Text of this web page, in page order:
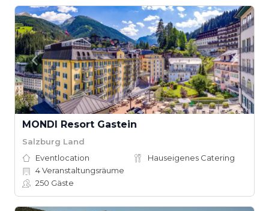
MONDI Resort Gastein
Salzburg Land
Eventlocation
Hauseigenes Catering
4Veranstaltungsräume
250 Gäste